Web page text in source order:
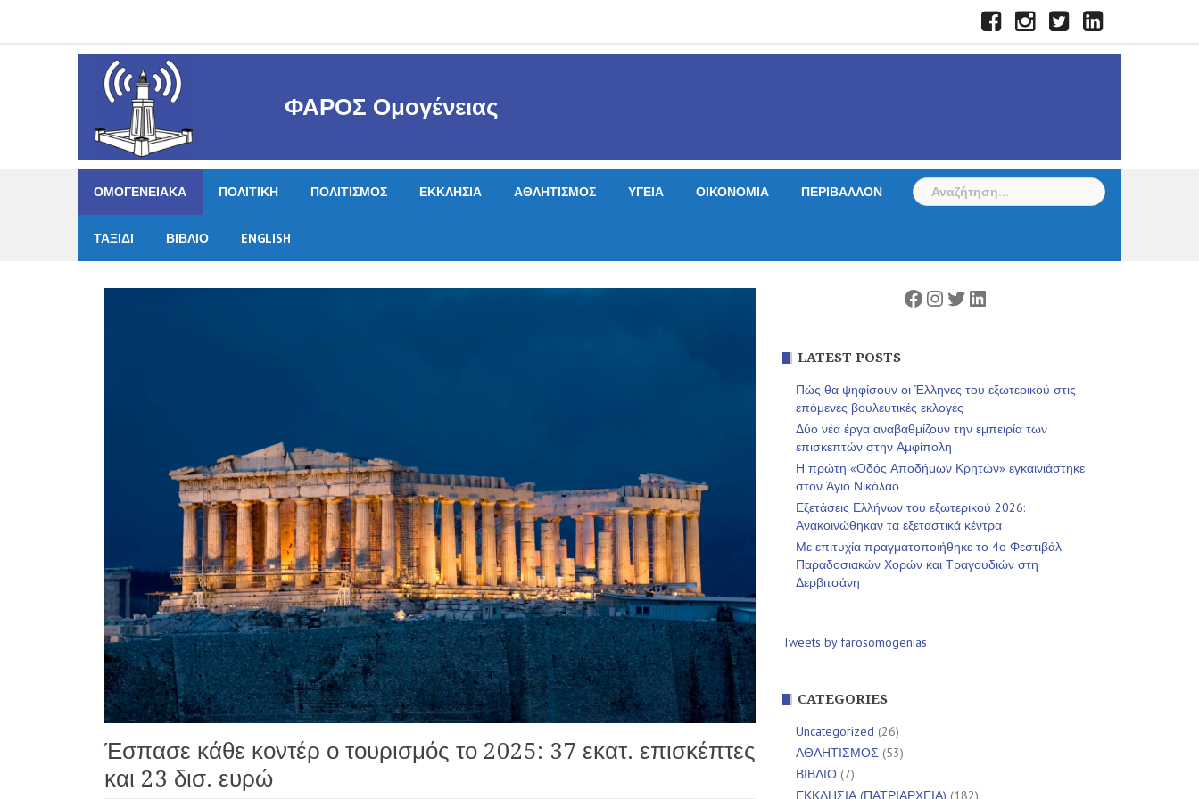
FacebookInstagramTwitterLinkedIn
ΦΑΡΟΣ Ομογένειας
ΟΜΟΓΕΝΕΙΑΚΑ ΠΟΛΙΤΙΚΗ ΠΟΛΙΤΙΣΜΟΣ ΕΚΚΛΗΣΙΑ ΑΘΛΗΤΙΣΜΟΣ ΥΓΕΙΑ ΟΙΚΟΝΟΜΙΑ ΠΕΡΙΒΑΛΛΟΝ
ΤΑΞΙΔΙ ΒΙΒΛΙΟ ENGLISH
Αναζήτηση
για:
Έσπασε κάθε κοντέρ ο τουρισμός το 2025: 37 εκατ. επισκέπτες
και 23 δισ. ευρώ
Facebook
Instagram
Twitter
Linkedin
LATEST POSTS
Πώς θα ψηφίσουν οι Έλληνες του εξωτερικού στις
επόμενες βουλευτικές εκλογές
Δύο νέα έργα αναβαθμίζουν την εμπειρία των
επισκεπτών στην Αμφίπολη
Η πρώτη «Οδός Αποδήμων Κρητών» εγκαινιάστηκε
στον Άγιο Νικόλαο
Εξετάσεις Ελλήνων του εξωτερικού 2026:
Ανακοινώθηκαν τα εξεταστικά κέντρα
Με επιτυχία πραγματοποιήθηκε το 4ο Φεστιβάλ
Παραδοσιακών Χορών και Τραγουδιών στη
Δερβιτσάνη
Tweets by farosomogenias
CATEGORIES
Uncategorized (26)
ΑΘΛΗΤΙΣΜΟΣ (53)
ΒΙΒΛΙΟ (7)
ΕΚΚΛΗΣΙΑ (ΠΑΤΡΙΑΡΧΕΙΑ) (182)